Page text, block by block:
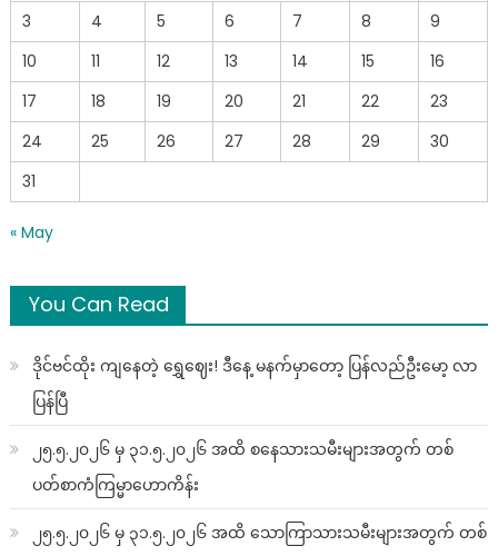
3
4 5 6 7 8
9
10
11 12 13 14 15
16
17
18 19 20 21 22
23
24
25 26 27 28 29
30
31
« May
You Can Read
ဒိုင်ဗင်ထိုး ကျနေတဲ့ ရွှေဈေး! ဒီနေ့ မနက်မှာတော့ ပြန်လည်ဦးမော့ လာ
ပြန်ပြီ
၂၅.၅.၂၀၂၆ မှ ၃၁.၅.၂၀၂၆ အထိ စနေသားသမီးများအတွက် တစ်
ပတ်စာကံကြမ္မာဟောကိန်း
၂၅.၅.၂၀၂၆ မှ ၃၁.၅.၂၀၂၆ အထိ သောကြာသားသမီးများအတွက် တစ်